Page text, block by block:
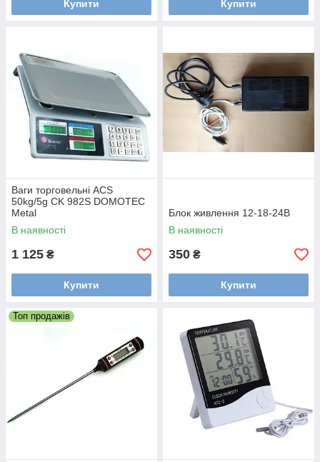
Купити Купити
Ваги торговельні ACS
50kg/5g CK 982S DOMOTEC
Metal
В наявності
1 125 ₴
Купити
Блок живлення 12-18-24В
В наявності
350 ₴
Купити
Топ продажів